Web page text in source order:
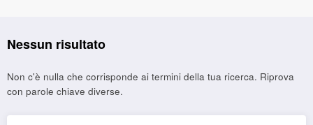
Nessun risultato
Non c'è nulla che corrisponde ai termini della tua ricerca. Riprova
con parole chiave diverse.